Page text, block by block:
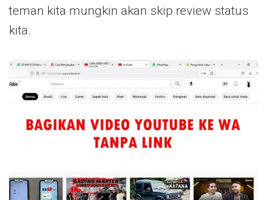
teman kita mungkin akan skip review status
kita.